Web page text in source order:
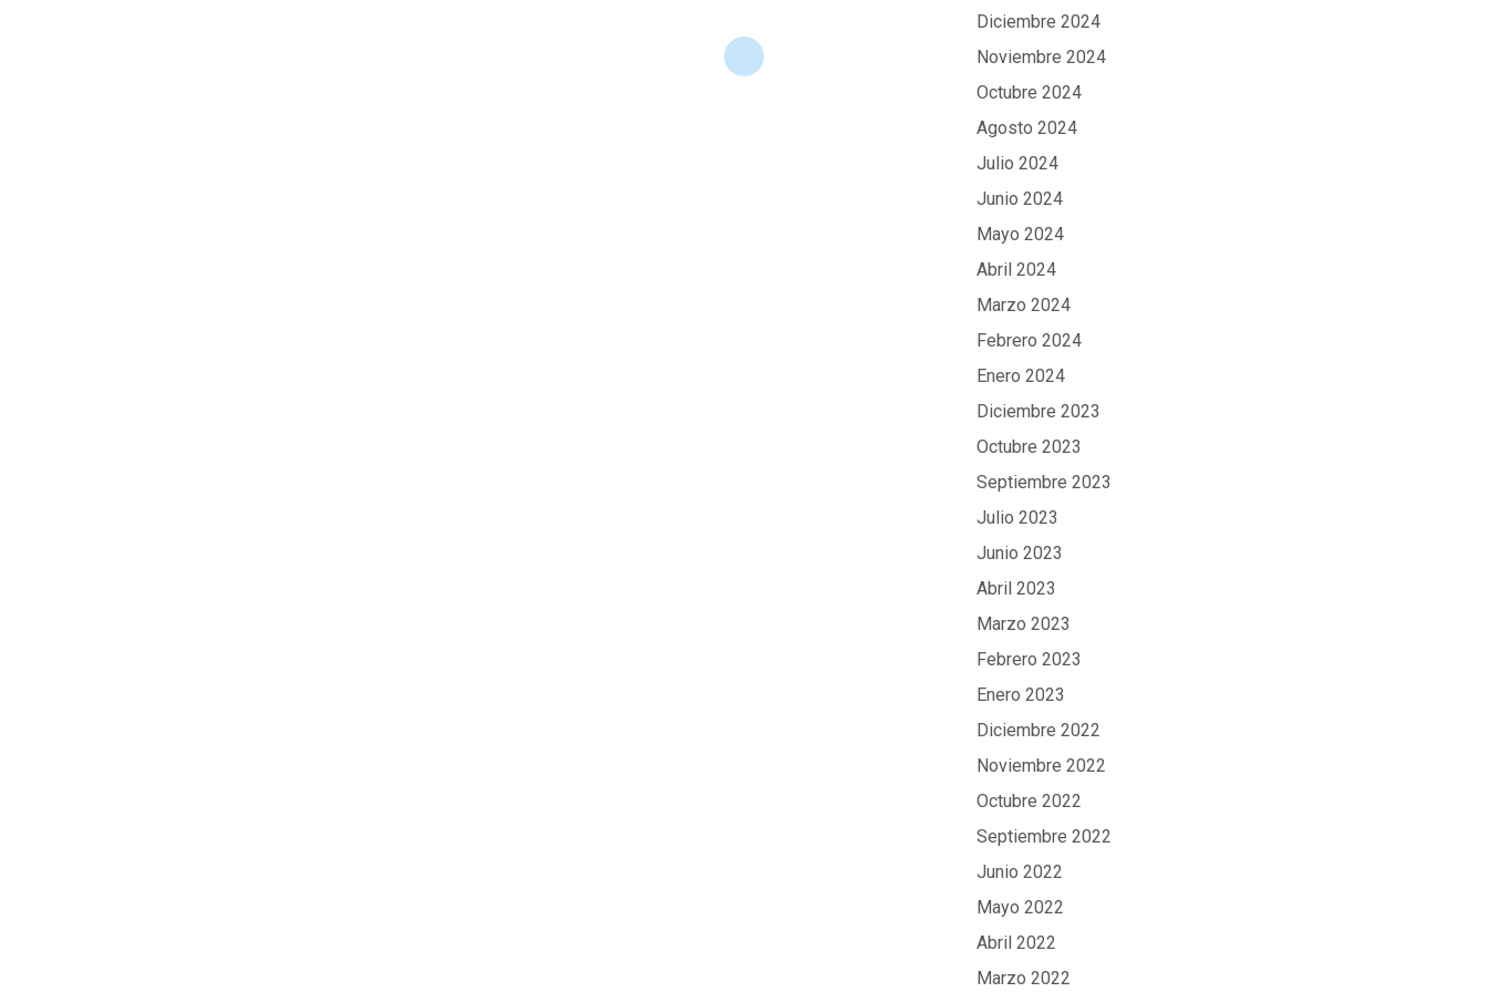
Diciembre 2024
Noviembre 2024
Octubre 2024
Agosto 2024
Julio 2024
Junio 2024
Mayo 2024
Abril 2024
Marzo 2024
Febrero 2024
Enero 2024
Diciembre 2023
Octubre 2023
Septiembre 2023
Julio 2023
Junio 2023
Abril 2023
Marzo 2023
Febrero 2023
Enero 2023
Diciembre 2022
Noviembre 2022
Octubre 2022
Septiembre 2022
Junio 2022
Mayo 2022
Abril 2022
Marzo 2022